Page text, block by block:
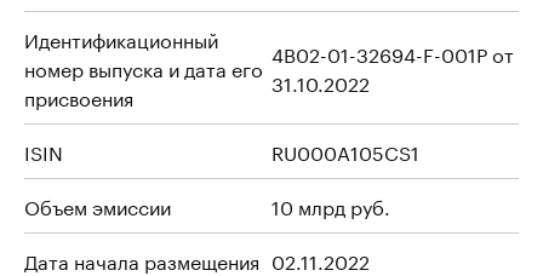
Идентификационный
номер выпуска и дата его
присвоения
4B02-01-32694-F-001P от
31.10.2022
ISIN
RU000A105CS1
Объем эмиссии
10 млрд руб.
Дата начала размещения 02.11.2022